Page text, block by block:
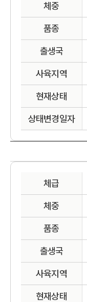
체중
품종
출생국
사육지역
현재상태
상태변경일자
체급
체중
품종
출생국
사육지역
현재상태